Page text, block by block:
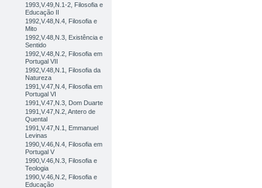
1993,V.49,N.1-2, Filosofia e
Educação II
1992,V.48,N.4, Filosofia e
Mito
1992,V.48,N.3, Existência e
Sentido
1992,V.48,N.2, Filosofia em
Portugal VII
1992,V.48,N.1, Filosofia da
Natureza
1991,V.47,N.4, Filosofia em
Portugal VI
1991,V.47,N.3, Dom Duarte
1991,V.47,N.2, Antero de
Quental
1991,V.47,N.1, Emmanuel
Levinas
1990,V.46,N.4, Filosofia em
Portugal V
1990,V.46,N.3, Filosofia e
Teologia
1990,V.46,N.2, Filosofia e
Educação